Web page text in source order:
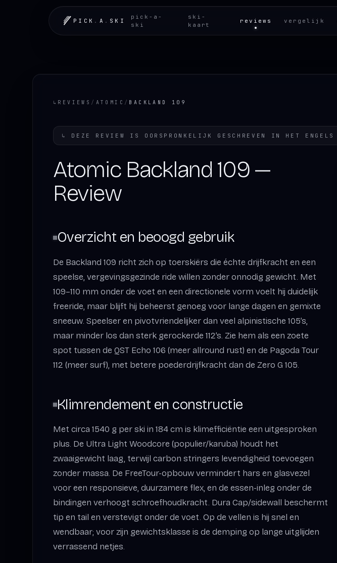
PICK . A . SKI
pick-a-
ski
ski-
kaart
reviews vergelijk
↳ REVIEWS / ATOMIC / BACKLAND 109
↳ DEZE REVIEW IS OORSPRONKELIJK GESCHREVEN IN HET ENGELS
Atomic Backland 109 —
Review
Overzicht en beoogd gebruik
De Backland 109 richt zich op toerskiërs die échte drijfkracht en een
speelse, vergevingsgezinde ride willen zonder onnodig gewicht. Met
109–110 mm onder de voet en een directionele vorm voelt hij duidelijk
freeride, maar blijft hij beheerst genoeg voor lange dagen en gemixte
sneeuw. Speelser en pivotvriendelijker dan veel alpinistische 105’s,
maar minder los dan sterk gerockerde 112’s. Zie hem als een zoete
spot tussen de QST Echo 106 (meer allround rust) en de Pagoda Tour
112 (meer surf), met betere poederdrijfkracht dan de Zero G 105.
Klimrendement en constructie
Met circa 1540 g per ski in 184 cm is klimefficiëntie een uitgesproken
plus. De Ultra Light Woodcore (populier/karuba) houdt het
zwaaigewicht laag, terwijl carbon stringers levendigheid toevoegen
zonder massa. De FreeTour-opbouw vermindert hars en glasvezel
voor een responsieve, duurzamere flex, en de essen-inleg onder de
bindingen verhoogt schroefhoudkracht. Dura Cap/sidewall beschermt
tip en tail en verstevigt onder de voet. Op de vellen is hij snel en
wendbaar; voor zijn gewichtsklasse is de demping op lange uitglijden
verrassend netjes.